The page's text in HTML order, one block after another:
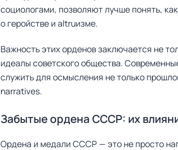
социологами, позволяют лучше понять,
о геройстве и altruизме.
Важность этих орденов заключается не
идеалы советского общества.
служить для осмысления не только
narratives.
Забытые ордена СССР: их
Ордена и медали СССР — это не просто